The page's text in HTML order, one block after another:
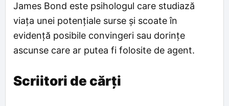
James Bond este psihologul care studiază
viața unei potențiale surse și scoate în
evidență posibile convingeri sau dorințe
ascunse care ar putea fi folosite de agent.
Scriitori de cărți